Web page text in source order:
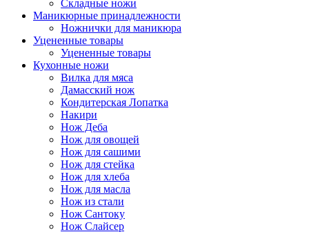
Складные ножи
Маникюрные принадлежности
Ножнички для маникюра
Уцененные товары
Уцененные товары
Кухонные ножи
Вилка для мяса
Дамасский нож
Кондитерская Лопатка
Накири
Нож Деба
Нож для овощей
Нож для сашими
Нож для стейка
Нож для хлеба
Нож для масла
Нож из стали
Нож Сантоку
Нож Слайсер